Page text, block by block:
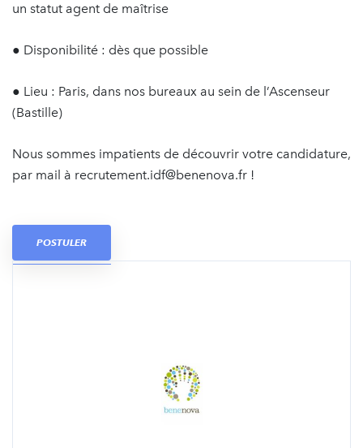
un statut agent de maîtrise
● Disponibilité : dès que possible
● Lieu : Paris, dans nos bureaux au sein de l’Ascenseur
(Bastille)
Nous sommes impatients de découvrir votre candidature,
par mail à recrutement.idf@benenova.fr !
POSTULER